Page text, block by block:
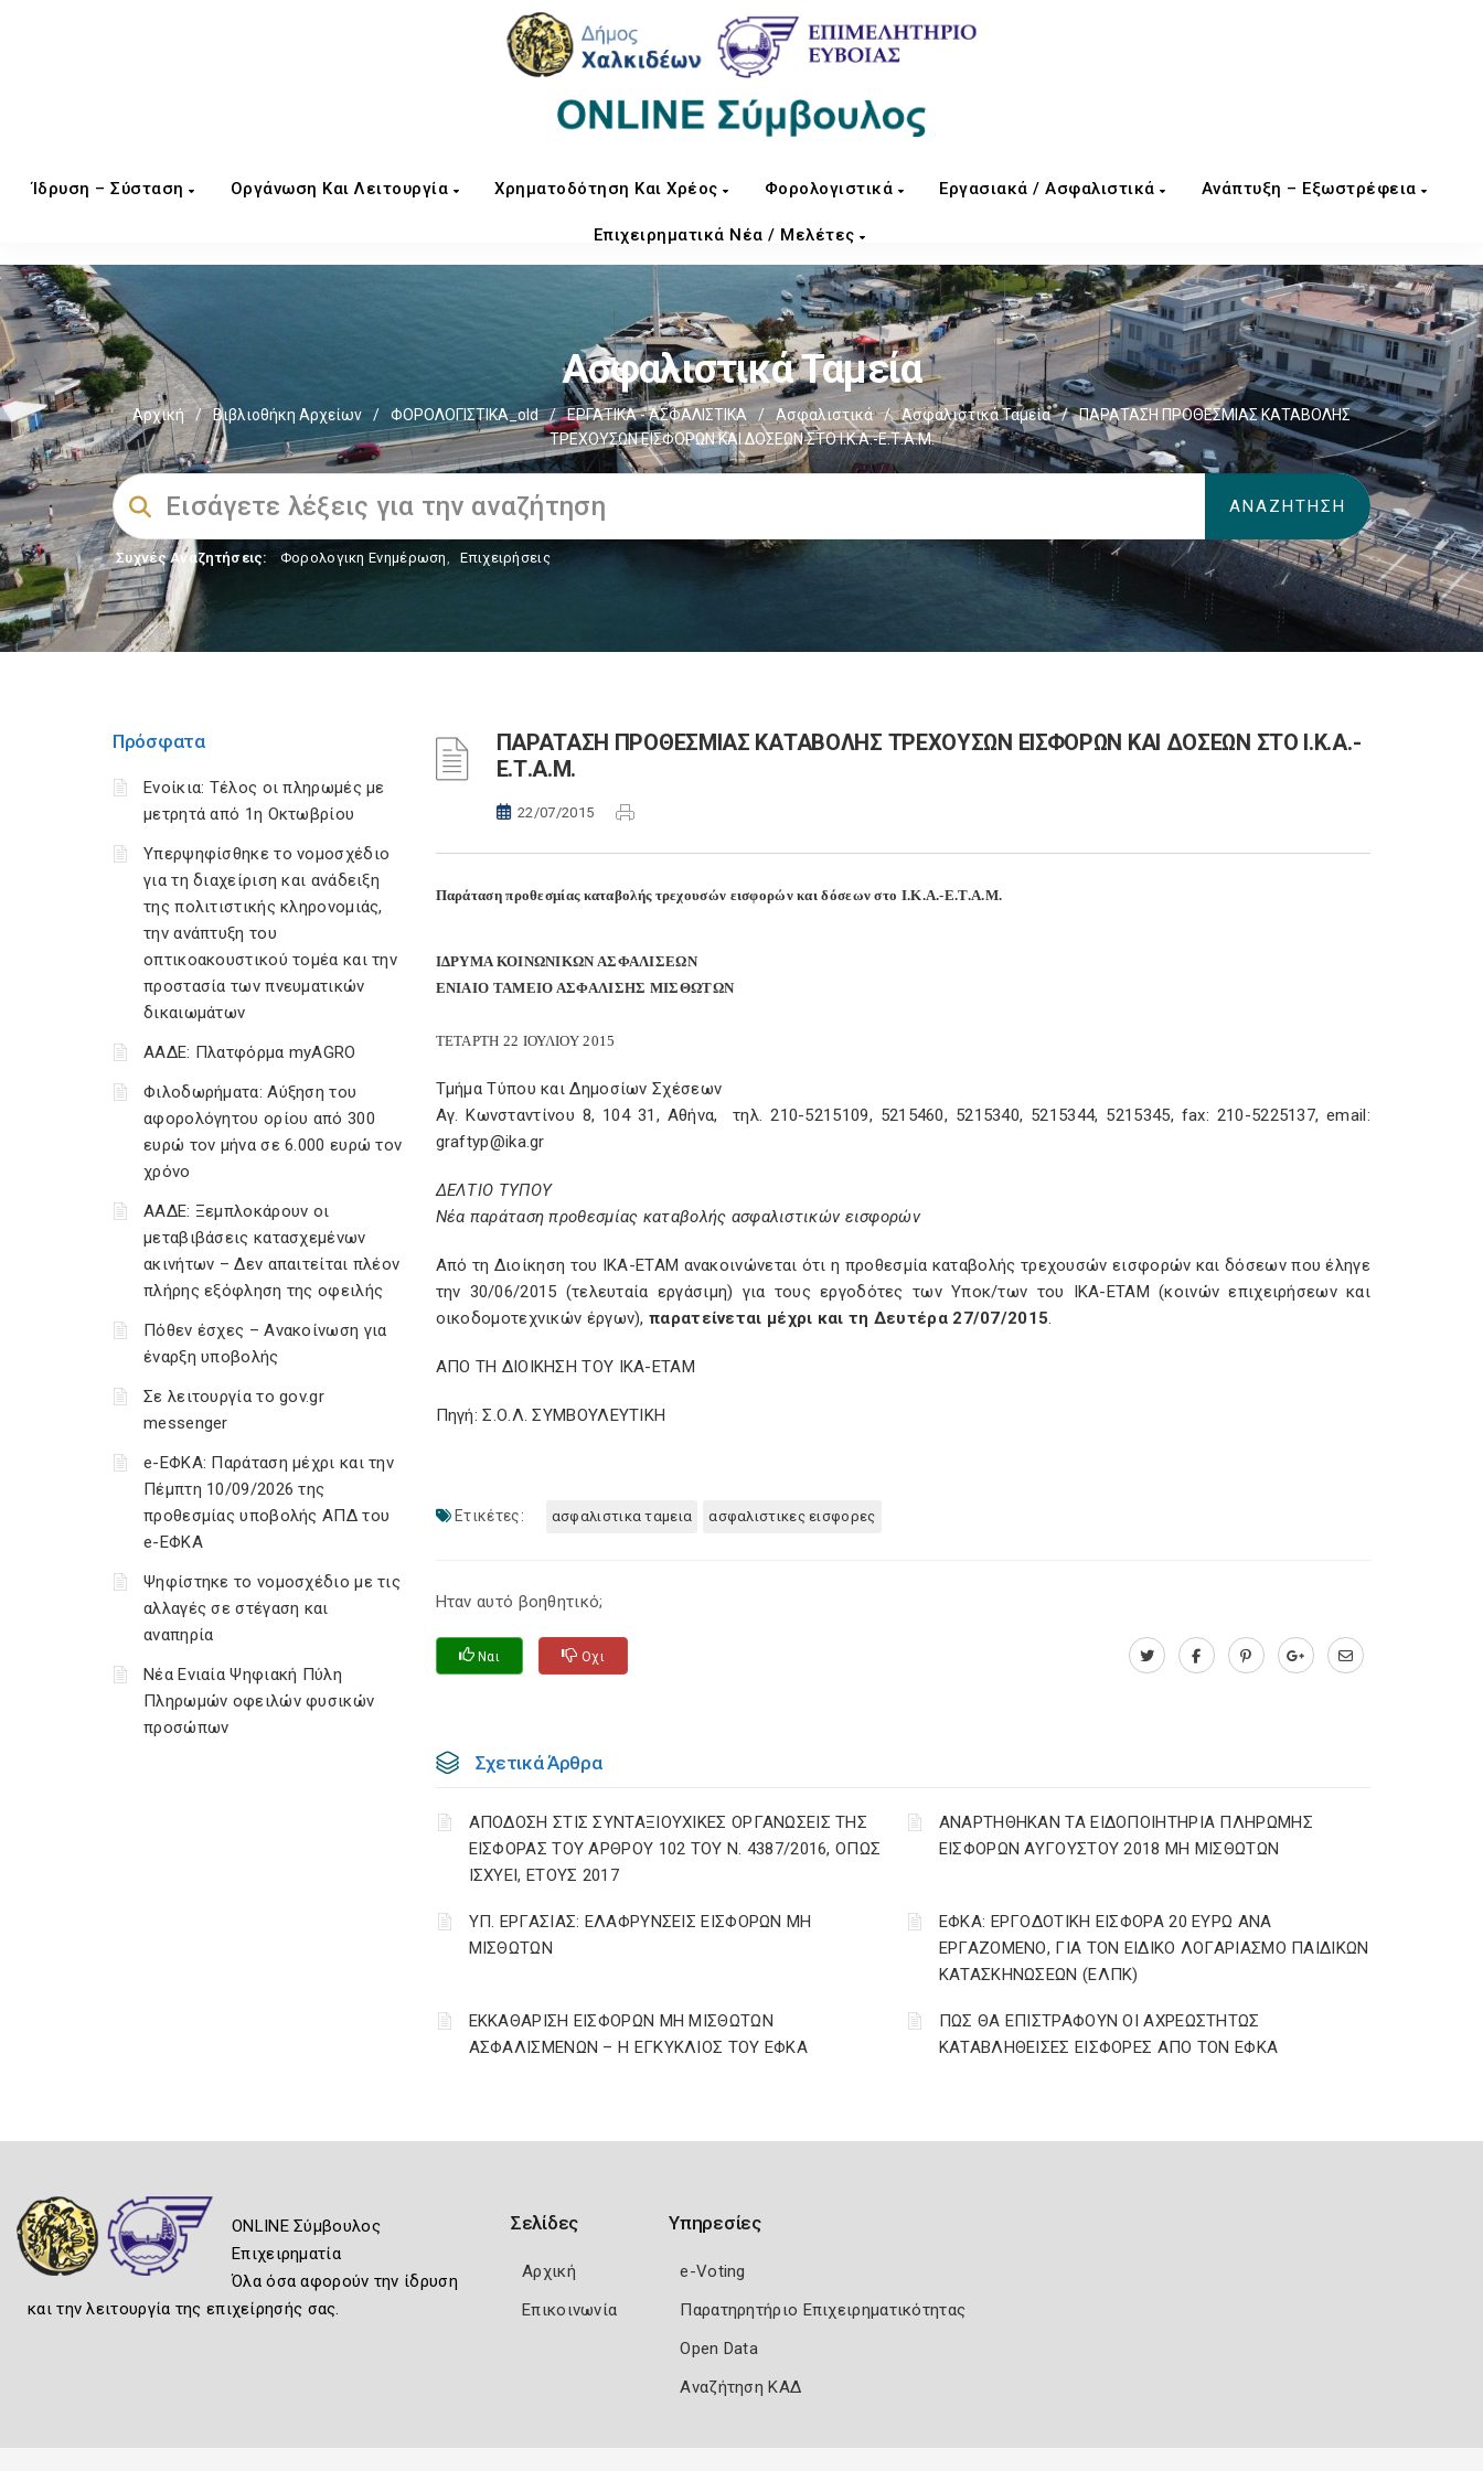
Ίδρυση – Σύσταση Οργάνωση Και Λειτουργία Χρηματοδότηση Και Χρέος Φορολογιστικά Εργασιακά / Ασφαλιστικά Ανάπτυξη – Εξωστρέφεια
Επιχειρηματικά Νέα / Μελέτες
Ασφαλιστικά Ταμεία
Αρχική / Βιβλιοθήκη Αρχείων / ΦΟΡΟΛΟΓΙΣΤΙΚΑ_old / ΕΡΓΑΤΙΚΑ - ΑΣΦΑΛΙΣΤΙΚΑ / Ασφαλιστικά / Ασφαλιστικά Ταμεία /
ΠΑΡΑΤΑΣΗ ΠΡΟΘΕΣΜΙΑΣ ΚΑΤΑΒΟΛΗΣ
ΤΡΕΧΟΥΣΩΝ ΕΙΣΦΟΡΩΝ ΚΑΙ ΔΟΣΕΩΝ ΣΤΟ Ι.Κ.Α.-Ε.Τ.Α.Μ.
Συχνές Αναζητήσεις: Φορολογικη Ενημέρωση, Επιχειρήσεις
Πρόσφατα
Ενοίκια: Τέλος οι πληρωμές με
μετρητά από 1η Οκτωβρίου
Υπερψηφίσθηκε το νομοσχέδιο
για τη διαχείριση και ανάδειξη
της πολιτιστικής κληρονομιάς,
την ανάπτυξη του
οπτικοακουστικού τομέα και την
προστασία των πνευματικών
δικαιωμάτων
ΑΑΔΕ: Πλατφόρμα myAGRO
Φιλοδωρήματα: Αύξηση του
αφορολόγητου ορίου από 300
ευρώ τον μήνα σε 6.000 ευρώ τον
χρόνο
ΑΑΔΕ: Ξεμπλοκάρουν οι
μεταβιβάσεις κατασχεμένων
ακινήτων – Δεν απαιτείται πλέον
πλήρης εξόφληση της οφειλής
Πόθεν έσχες – Ανακοίνωση για
έναρξη υποβολής
Σε λειτουργία το gov.gr
messenger
e-ΕΦΚΑ: Παράταση μέχρι και την
Πέμπτη 10/09/2026 της
προθεσμίας υποβολής ΑΠΔ του
e-ΕΦΚΑ
Ψηφίστηκε το νομοσχέδιο με τις
αλλαγές σε στέγαση και
αναπηρία
Νέα Ενιαία Ψηφιακή Πύλη
Πληρωμών οφειλών φυσικών
προσώπων
ΠΑΡΑΤΑΣΗ ΠΡΟΘΕΣΜΙΑΣ ΚΑΤΑΒΟΛΗΣ ΤΡΕΧΟΥΣΩΝ ΕΙΣΦΟΡΩΝ ΚΑΙ ΔΟΣΕΩΝ ΣΤΟ Ι.Κ.Α.-
Ε.Τ.Α.Μ.
22/07/2015
Παράταση προθεσμίας καταβολής τρεχουσών εισφορών και δόσεων στο Ι.Κ.Α.-Ε.Τ.Α.Μ.
ΙΔΡΥΜΑ ΚΟΙΝΩΝΙΚΩΝ ΑΣΦΑΛΙΣΕΩΝ
ΕΝΙΑΙΟ ΤΑΜΕΙΟ ΑΣΦΑΛΙΣΗΣ ΜΙΣΘΩΤΩΝ
ΤΕΤΑΡΤΗ 22 ΙΟΥΛΙΟΥ 2015
Τμήμα Τύπου και Δημοσίων Σχέσεων
Αγ. Κωνσταντίνου 8, 104 31, Αθήνα, τηλ. 210-5215109, 5215460, 5215340, 5215344, 5215345, fax: 210-5225137, email:
graftyp@ika.gr
ΔΕΛΤΙΟ ΤΥΠΟΥ
Νέα παράταση προθεσμίας καταβολής ασφαλιστικών εισφορών
Από τη Διοίκηση του ΙΚΑ-ΕΤΑΜ ανακοινώνεται ότι η προθεσμία καταβολής τρεχουσών εισφορών και δόσεων που έληγε
την 30/06/2015 (τελευταία εργάσιμη) για τους εργοδότες των Υποκ/των του ΙΚΑ-ΕΤΑΜ (κοινών επιχειρήσεων και
οικοδομοτεχνικών έργων), παρατείνεται μέχρι και τη Δευτέρα 27/07/2015.
ΑΠΟ ΤΗ ΔΙΟΙΚΗΣΗ ΤΟΥ ΙΚΑ-ΕΤΑΜ
Πηγή: Σ.Ο.Λ. ΣΥΜΒΟΥΛΕΥΤΙΚΗ
Ετικέτες: ασφαλιστικα ταμεια ασφαλιστικες εισφορες
Ηταν αυτό βοηθητικό;
Ναι Οχι
Σχετικά Άρθρα
ΑΠΟΔΟΣΗ ΣΤΙΣ ΣΥΝΤΑΞΙΟΥΧΙΚΕΣ ΟΡΓΑΝΩΣΕΙΣ ΤΗΣ
ΕΙΣΦΟΡΑΣ ΤΟΥ ΑΡΘΡΟΥ 102 ΤΟΥ Ν. 4387/2016, ΟΠΩΣ
ΙΣΧΥΕΙ, ΕΤΟΥΣ 2017
ΑΝΑΡΤΗΘΗΚΑΝ ΤΑ ΕΙΔΟΠΟΙΗΤΗΡΙΑ ΠΛΗΡΩΜΗΣ
ΕΙΣΦΟΡΩΝ ΑΥΓΟΥΣΤΟΥ 2018 ΜΗ ΜΙΣΘΩΤΩΝ
ΥΠ. ΕΡΓΑΣΙΑΣ: ΕΛΑΦΡΥΝΣΕΙΣ ΕΙΣΦΟΡΩΝ ΜΗ
ΜΙΣΘΩΤΩΝ
ΕΦΚΑ: ΕΡΓΟΔΟΤΙΚΗ ΕΙΣΦΟΡΑ 20 ΕΥΡΩ ΑΝΑ
ΕΡΓΑΖΟΜΕΝΟ, ΓΙΑ ΤΟΝ ΕΙΔΙΚΟ ΛΟΓΑΡΙΑΣΜΟ ΠΑΙΔΙΚΩΝ
ΚΑΤΑΣΚΗΝΩΣΕΩΝ (ΕΛΠΚ)
ΕΚΚΑΘΑΡΙΣΗ ΕΙΣΦΟΡΩΝ ΜΗ ΜΙΣΘΩΤΩΝ
ΑΣΦΑΛΙΣΜΕΝΩΝ – Η ΕΓΚΥΚΛΙΟΣ ΤΟΥ ΕΦΚΑ
ΠΩΣ ΘΑ ΕΠΙΣΤΡΑΦΟΥΝ ΟΙ ΑΧΡΕΩΣΤΗΤΩΣ
ΚΑΤΑΒΛΗΘΕΙΣΕΣ ΕΙΣΦΟΡΕΣ ΑΠΟ ΤΟΝ ΕΦΚΑ
ONLINE Σύμβουλος
Επιχειρηματία
Όλα όσα αφορούν την ίδρυση
και την λειτουργία της επιχείρησής σας.
Σελίδες
Αρχική
Επικοινωνία
Υπηρεσίες
e-Voting
Παρατηρητήριο Επιχειρηματικότητας
Open Data
Αναζήτηση ΚΑΔ